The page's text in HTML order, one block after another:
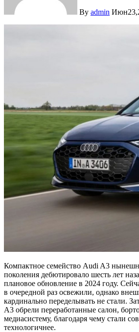
By admin
Компактное семейство Audi A3
поколения дебютировало шесть лет
плановое обновление в 2024 году.
в очередной раз освежили, однако
кардинально переделывать не стали.
A3 обрели переработанные салон,
медиасистему, благодаря чему стали
технологичнее.